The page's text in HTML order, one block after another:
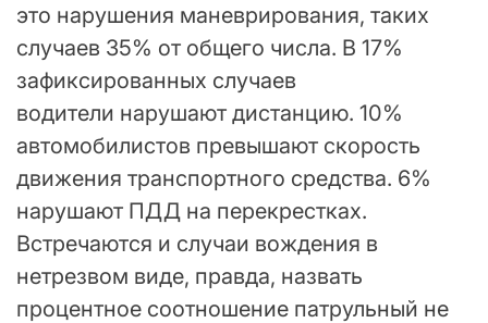
это нарушения маневрирования, таких
случаев 35% от общего числа. В 17%
зафиксированных случаев
водители нарушают дистанцию. 10%
автомобилистов превышают скорость
движения транспортного средства. 6%
нарушают ПДД на перекрестках.
Встречаются и случаи вождения в
нетрезвом виде, правда, назвать
процентное соотношение патрульный не